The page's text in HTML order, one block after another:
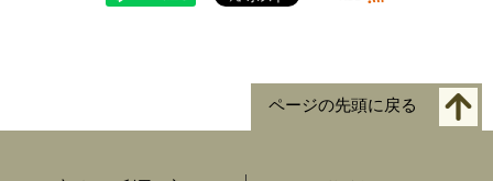
ページの先頭に戻る